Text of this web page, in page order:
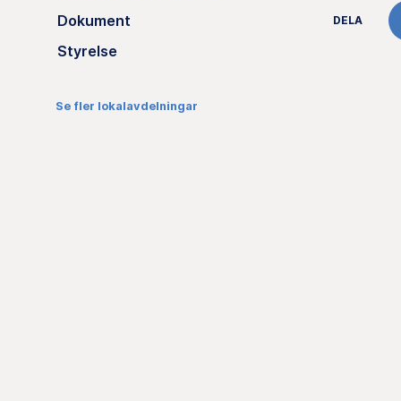
Dokument
Styrelse
Se fler lokalavdelningar
DELA